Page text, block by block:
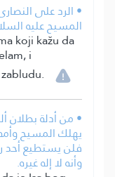
• الرد على
المسيح عليه
koji kažu da
i
• من أدلة بطلان
يهلك المسيح
فلن يستطيع أحد
وأنه لا إله غيره.